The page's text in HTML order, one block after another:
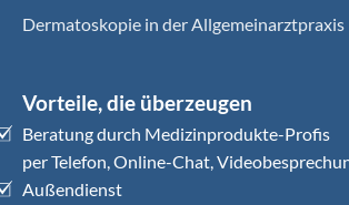
Dermatoskopie in der Allgemeinarztpraxis
Vorteile, die überzeugen
Beratung durch Medizinprodukte-Profis
per Telefon, Online-Chat,
Außendienst